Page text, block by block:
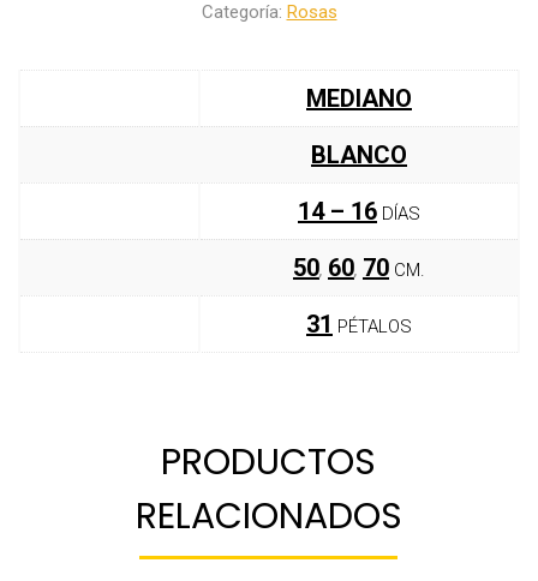
Categoría: Rosas
MEDIANO
BLANCO
14 – 16
50, 60, 70
31
PRODUCTOS
RELACIONADOS